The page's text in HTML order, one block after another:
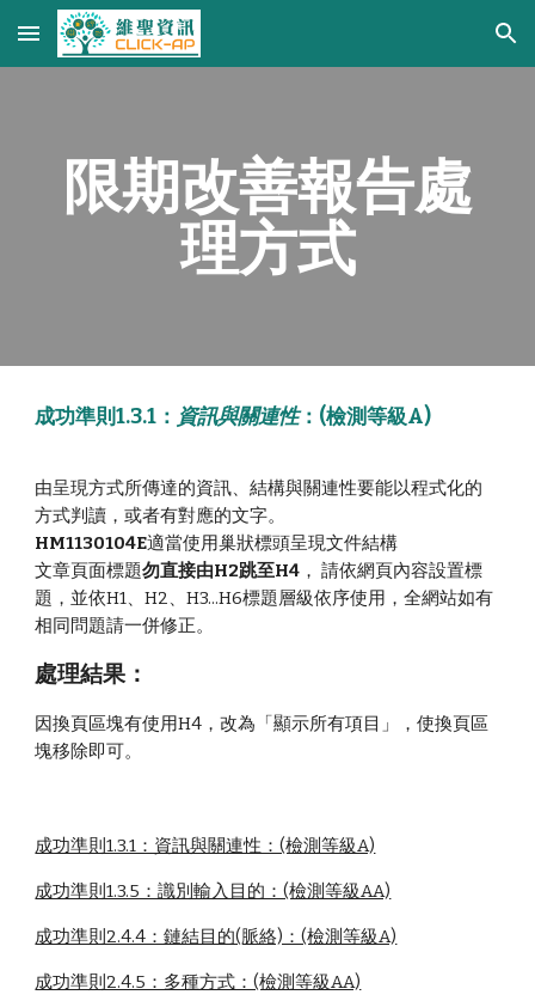
Skip to main content Skip to navigation
限期改善報告處
理方式
成功準則1.3.1 ： 資訊與關連性：(檢測等級A)
由呈現方式所傳達的資訊、結構與關連性要能以程式化的
方式判讀，或者有對應的文字。
HM1130104E適當使用巢狀標頭呈現文件結構
文章頁面標題勿直接由H2跳至H4 ， 請依網頁內容設置標
題，並依H1、H2、H3...H6標題層級依序使用，全網站如有
相同問題請一併修正。
處理結果：
因換頁區塊有使用H4，改為「顯示所有項目」，使換頁區
塊移除即可。
成功準則1.3.1：資訊與關連性：(檢測等級A)
成功準則1.3.5：識別輸入目的：(檢測等級AA)
成功準則2.4.4：鏈結目的(脈絡)：(檢測等級A)
成功準則2.4.5：多種方式：(檢測等級AA)